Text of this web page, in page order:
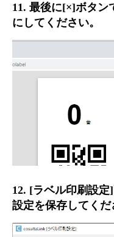
11. 最後に[×]ボタン
にしてください。
12. [ラベル印刷設
設定を保存してくだ